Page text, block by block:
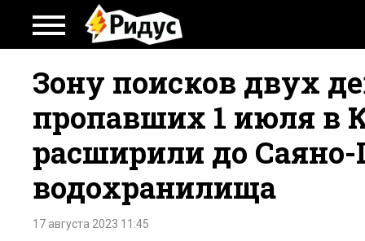
Зону поисков двух
пропавших 1 июля в
расширили до
водохранилища
17 августа 2023 11:45